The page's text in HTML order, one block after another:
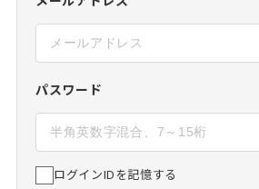
パスワード
ログインIDを記憶する